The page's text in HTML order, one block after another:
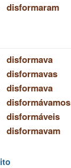
disformaram
disformava
disformavas
disformava
disformávamos
disformáveis
disformavam